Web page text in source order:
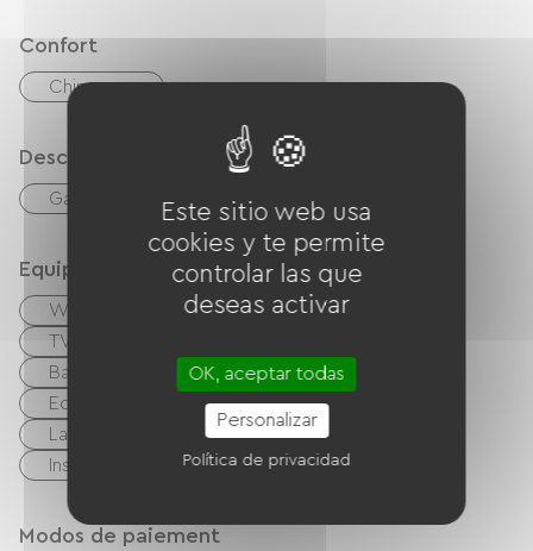
Confort
Chimenea
Descripción
Garaje Terreno privado cercado
Equipos
Wifi gratuito
Computadora disponible
TV
Barbacoa
Salón de jardín
Equipo para bebés
Secador de pelo
Lave linge
Secadora de ropa
Instalaciones sanitarias comunes
Modos de paiement
Este sitio web usa
cookies y te permite
controlar las que
deseas activar
OK, aceptar todas
Personalizar
Política de privacidad